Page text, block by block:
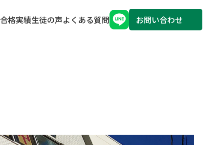
合格実績生徒の声よくある質問 お問い合わせ